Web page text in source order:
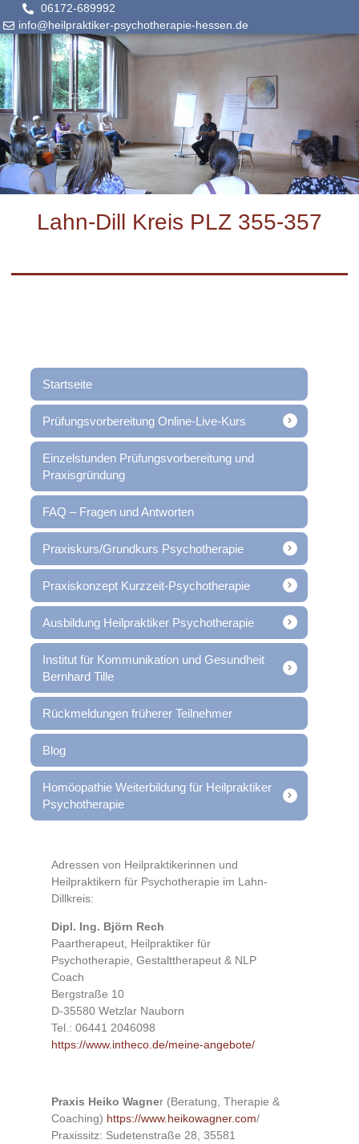
06172-689992
info@heilpraktiker-psychotherapie-hessen.de
Lahn-Dill Kreis PLZ 355-357
Startseite
Prüfungsvorbereitung Online-Live-Kurs
Einzelstunden Prüfungsvorbereitung und
Praxisgründung
FAQ – Fragen und Antworten
Praxiskurs/Grundkurs Psychotherapie
Praxiskonzept Kurzzeit-Psychotherapie
Ausbildung Heilpraktiker Psychotherapie
Institut für Kommunikation und Gesundheit
Bernhard Tille
Rückmeldungen früherer Teilnehmer
Blog
Homöopathie Weiterbildung für Heilpraktiker
Psychotherapie
Adressen von Heilpraktikerinnen und
Heilpraktikern für Psychotherapie im Lahn-
Dillkreis:
Dipl. Ing. Björn Rech
Paartherapeut, Heilpraktiker für
Psychotherapie, Gestalttherapeut & NLP
Coach
Bergstraße 10
D-35580 Wetzlar Nauborn
Tel.: 06441 2046098
https://www.intheco.de/meine-angebote/
Praxis Heiko Wagner (Beratung, Therapie &
Coaching) https://www.heikowagner.com/
Praxissitz: Sudetenstraße 28, 35581